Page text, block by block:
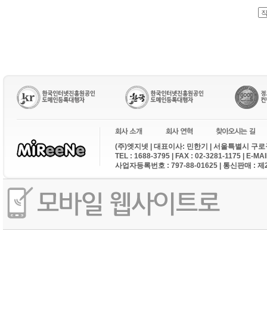
(주)엣지넷 | 대표이사: 민한기 | 서울특별시 구
TEL : 1688-3795 | FAX : 02-3281-1175 | E-
사업자등록번호 : 797-88-01625 | 통신판매 :